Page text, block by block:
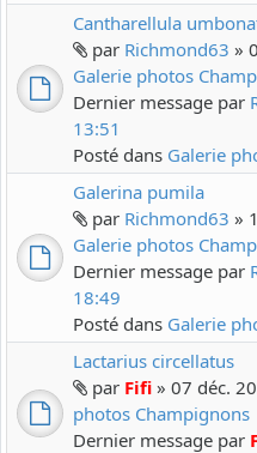
Cantharellula
par Richmond63 »
Galerie photos
Dernier message par
13:51
Posté dans Galerie
Galerina pumila
par Richmond63 »
Galerie photos
Dernier message par
18:49
Posté dans Galerie
Lactarius circellatus
par Fifi » 07 déc.
photos Champignons
Dernier message par